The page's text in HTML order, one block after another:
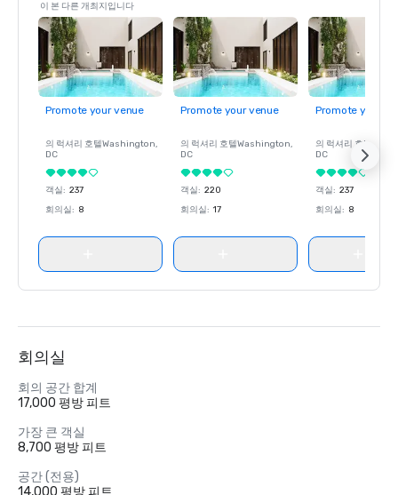
이 본 다른 개최지입니다
Promote your venue
의 럭셔리 호텔Washington,
DC
객실: 237
회의실: 8
Promote your venue
의 럭셔리 호텔Washington,
DC
객실: 220
회의실: 17
Promote your
의 럭셔리 호텔
DC
객실: 237
회의실: 8
회의실
회의 공간 합계
17,000 평방 피트
가장 큰 객실
8,700 평방 피트
공간 (전용)
14,000 평방 피트